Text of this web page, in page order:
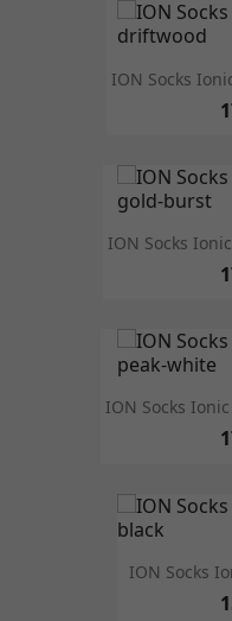
ION Socks
ION Socks
ION Socks
ION Socks